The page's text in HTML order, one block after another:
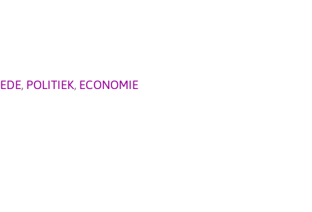
EDE, POLITIEK, ECONOMIE